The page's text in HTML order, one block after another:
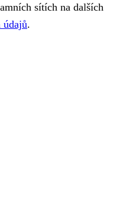
sítích na dalších
údajů.